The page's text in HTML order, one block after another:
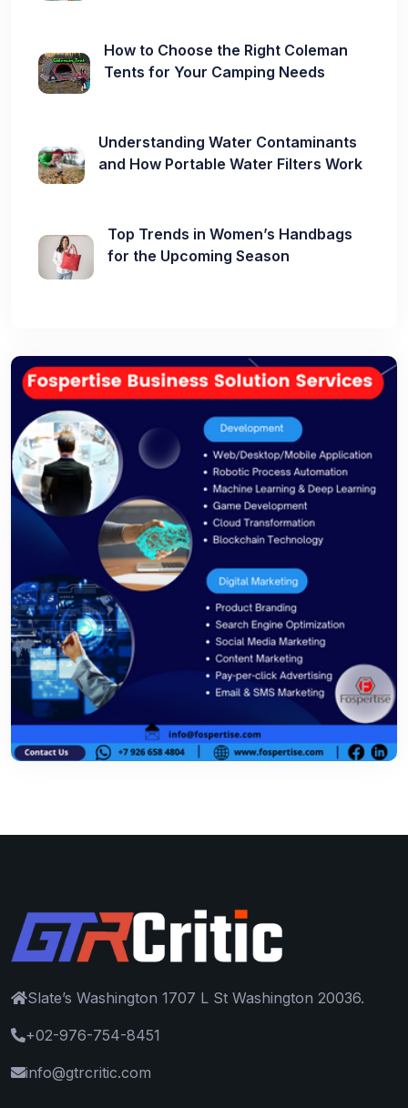
How to Choose the Right Coleman
Tents for Your Camping Needs
Understanding Water Contaminants
and How Portable Water Filters Work
Top Trends in Women’s Handbags
for the Upcoming Season
Slate’s Washington 1707 L St Washington 20036.
+02-976-754-8451
info@gtrcritic.com